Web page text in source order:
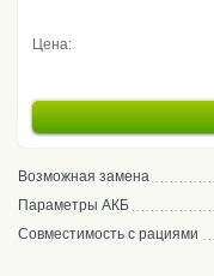
Цена:
Возможная замена
Параметры АКБ
Совместимость с рациями